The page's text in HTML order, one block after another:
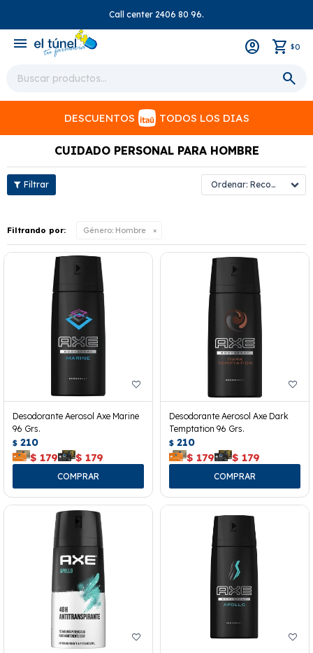
Call center 2406 80 96.
menu $0
DESCUENTOS TODOS LOS DIAS
CUIDADO PERSONAL PARA HOMBRE
Recomendados
Filtrando por: Género: Hombre
Desodorante Aerosol Axe Marine
96 Grs.
$ 210
$ 179 $ 179
Desodorante Aerosol Axe Dark
Temptation 96 Grs.
$ 210
$ 179 $ 179
close